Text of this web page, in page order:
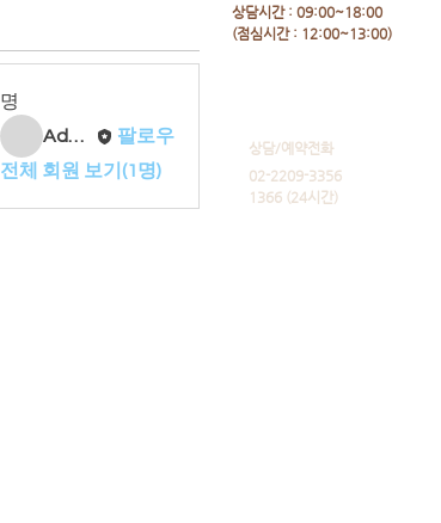
상담시간 : 09:00~18:00
​(점심시간 : 12:00~13:00)
​상담/예약전화
02-2209-3356
1366 (24시간)
명
Admin
팔로우
전체 회원 보기(1명)